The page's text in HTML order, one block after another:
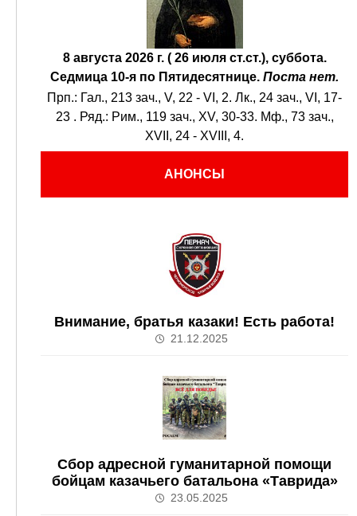
8 августа 2026 г. ( 26 июля ст.ст.), суббота.
Седмица 10-я по Пятидесятнице. Поста нет.
Прп.: Гал., 213 зач., V, 22 - VI, 2. Лк., 24 зач., VI, 17-
23 . Ряд.: Рим., 119 зач., XV, 30-33. Мф., 73 зач.,
XVII, 24 - XVIII, 4.
АНОНСЫ
Внимание, братья казаки! Есть работа!
21.12.2025
Сбор адресной гуманитарной помощи
бойцам казачьего батальона «Таврида»
23.05.2025